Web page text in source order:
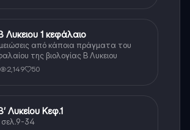
Λυκειου 1 κεφάλαιο
από κάποια πράγματα του
της βιολογίας Β Λυκειου
2,149 50
Λυκείου Κεφ.1
σελ.9-34